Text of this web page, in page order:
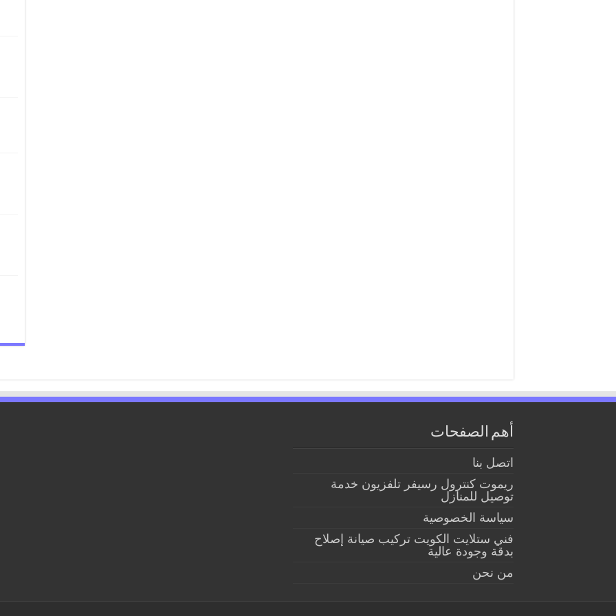
أهم الصفحات
اتصل بنا
ريموت كنترول رسيفر تلفزيون خدمة
توصيل للمنازل
سياسة الخصوصية
فني ستلايت الكويت تركيب صيانة إصلاح
بدقة وجودة عالية
من نحن